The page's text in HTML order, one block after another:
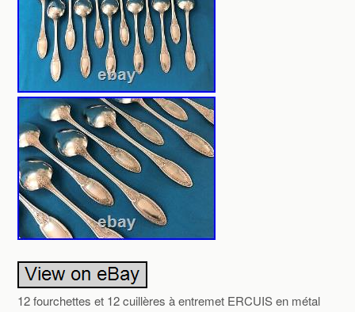
12 fourchettes et 12 cuillères à entremet ERCUIS en métal